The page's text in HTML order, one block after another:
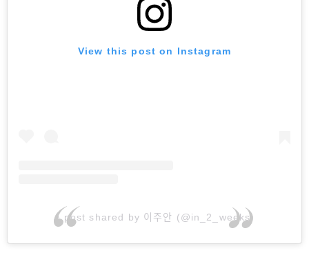
View this post on Instagram
A post shared by 이주안 (@in_2_weeks)